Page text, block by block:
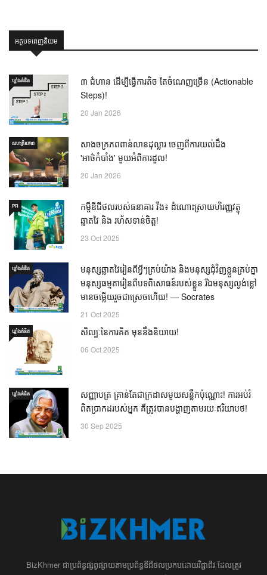
អត្ថបទពេញនិយម
ឃ្លាំង​គំនិត
៣ ជំហាន ដើម្បីធ្វើការតិច តែចំណេញច្រើន (Actionable
Steps)!
20 Jan 2026
សហគ្រិនភាព
សាងចក្រភពពាន់លានដុល្លារ ចេញពីការយល់ដឹង
'អាថ៌កំបាំង' មួយអំពីការដួល!
20 Jan 2026
PR
កម្ចីឌីជីថលរបស់ធនាគារ វីង៖ ដំណោះស្រាយហិរញ្ញវត្ថុ
ឆ្លាតវៃ និង រហ័សទាន់ចិត្ត!
23 Oct 2025
ឃ្លាំង​គំនិត
មនុស្សឆ្លាតវៃរៀនពីអ្វីៗគ្រប់យ៉ាង និងមនុស្សជុំវិញខ្លួនគ្រប់គ្នា
មនុស្សធម្មតារៀនពីបទពិសោធន៍របស់ខ្លួន រីឯមនុស្សល្ងង់ខ្លៅ
មានចម្លើយរួចជាស្រេចហើយ! — Socrates
21 Oct 2025
ឃ្លាំង​គំនិត សិល្បៈនៃការគិត មុននឹងនិយាយ!
06 Oct 2025
ឃ្លាំង​គំនិត
សញ្ញាបត្រ គ្រាន់តែជាក្រដាសមួយសន្លឹកប៉ុណ្ណោះ! ការអប់រំ
ពិតប្រាកដរបស់អ្នក គឺត្រូវបានបង្ហាញតាមរយៈឥរិយាបថ!
30 Sep 2025
BizKhmer ​ជា​​ប្រព័ន្ធ​ផ្សព្វផ្សាយ​តាម​ប្រព័ន្ធ​ឌីជីថល​​​ប្រកប​ដោយ​វិជ្ជាជីវៈ​ដែល​​​ត្រូវ​